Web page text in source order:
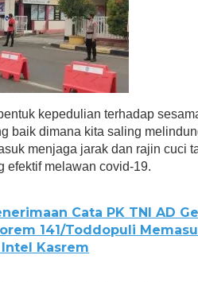
kepedulian terhadap
baik dimana kita saling
menjaga jarak dan rajin cuci
efektif melawan covid-19.
Cata PK TNI AD
141/Toddopuli
Kasrem